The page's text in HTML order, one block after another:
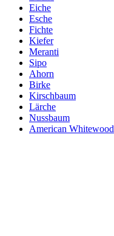
Eiche
Esche
Fichte
Kiefer
Meranti
Sipo
Ahorn
Birke
Kirschbaum
Lärche
Nussbaum
American Whitewood